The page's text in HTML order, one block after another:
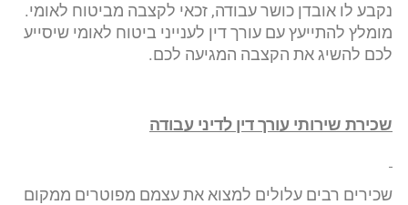
נקבע לו אובדן כושר עבודה, זכאי לקצבה מביטוח לאומי.
מומלץ להתייעץ עם עורך דין לענייני ביטוח לאומי שיסייע
לכם להשיג את הקצבה המגיעה לכם.
שכירת שירותי עורך דין לדיני עבודה
שכירים רבים עלולים למצוא את עצמם מפוטרים ממקום